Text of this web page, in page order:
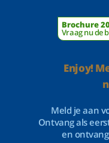
Brochure
Vraag nu de
Enjoy!
Meld je aan
Ontvang als
en